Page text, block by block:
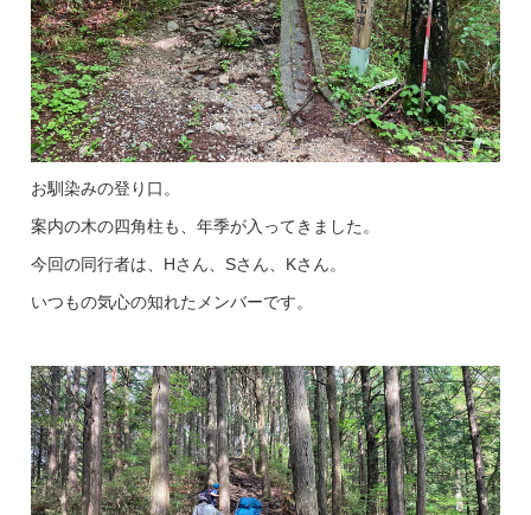
お馴染みの登り口。
案内の木の四角柱も、年季が入ってきました。
今回の同行者は、Hさん、Sさん、Kさん。
いつもの気心の知れたメンバーです。